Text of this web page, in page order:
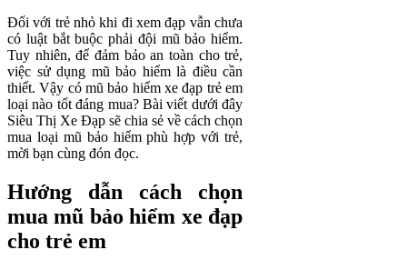
Đối với trẻ nhỏ khi đi xem đạp vẫn chưa
có luật bắt buộc phải đội mũ bảo hiểm.
Tuy nhiên, để đảm bảo an toàn cho trẻ,
việc sử dụng mũ bảo hiểm là điều cần
thiết. Vậy có mũ bảo hiểm xe đạp trẻ em
loại nào tốt đáng mua? Bài viết dưới đây
Siêu Thị Xe Đạp sẽ chia sẻ về cách chọn
mua loại mũ bảo hiểm phù hợp với trẻ,
mời bạn cùng đón đọc.
Hướng dẫn cách chọn
mua mũ bảo hiểm xe đạp
cho trẻ em